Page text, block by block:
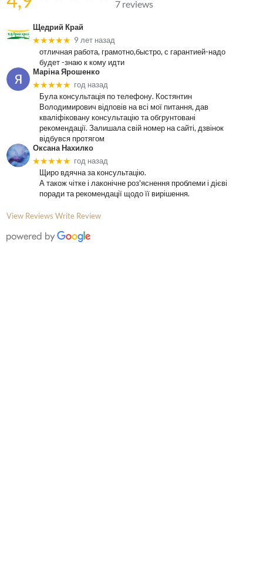
7 reviews
Щедрий Край
★★★★★ 9 лет назад
отличная работа, грамотно,быстро, с гарантией-надо
будет -знаю к кому идти
Маріна Ярошенко
★★★★★ год назад
Була консультація по телефону. Костянтин
Володимирович відповів на всі мої питання, дав
кваліфіковану консультацію та обгрунтовані
рекомендації. Залишала свій номер на сайті, дзвінок
відбувся протягом
Оксана Нахилко
★★★★★ год назад
Щиро вдячна за консультацію.
А також чітке і лаконічне роз'яснення проблеми і дієві
поради та рекомендації щодо її вирішення.
View Reviews Write Review